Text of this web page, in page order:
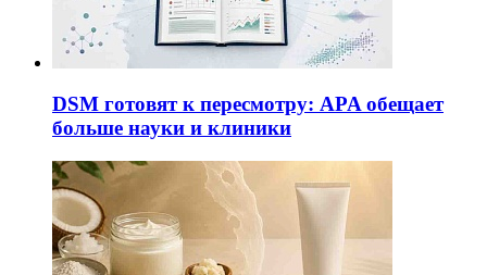
DSM готовят к пересмотру: APA обещает
больше науки и клиники